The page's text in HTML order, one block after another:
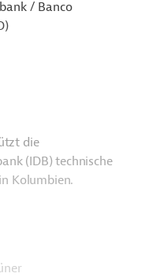
/ Banco
die
(IDB) technische
Kolumbien.